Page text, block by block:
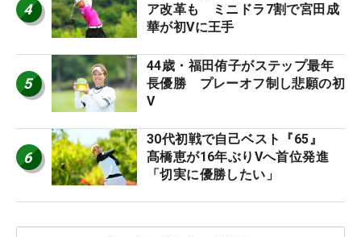
4
ア改革も ミニドラ7割で宮田成
華が初Vに王手
5
44歳・福田侑子がステップ最年
長優勝 プレーオフ制し悲願の初
V
6
30代初戦で自己ベスト『65』
髙橋恵が16年ぶりVへ首位発進
「切実に優勝したい」